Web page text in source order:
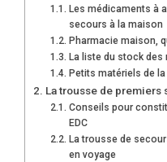
Les médicaments à
secours à la maison
Pharmacie maison,
La liste du stock
Petits matériels de
La trousse de premiers
Conseils pour
EDC
La trousse de
en voyage